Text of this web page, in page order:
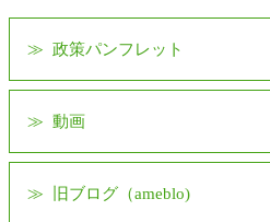
政策パンフレット
動画
旧ブログ（ameblo)